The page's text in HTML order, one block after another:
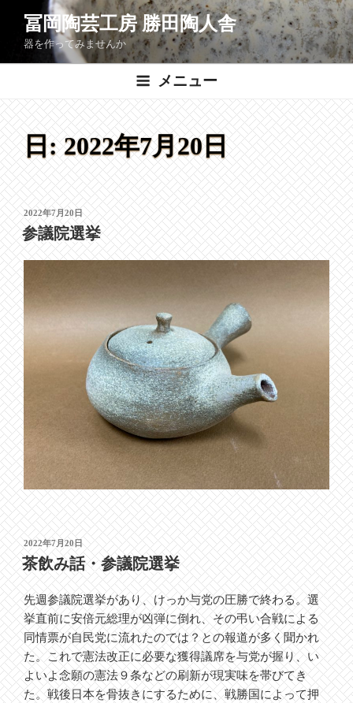
ン
へ
ス
キ
ッ
プ
冨岡陶芸工房 勝田陶人舎
器を作ってみませんか
メニュー
日:2022年7月20日
投
稿
日:
2022年7月20日
参議院選挙
投
稿
日:
2022年7月20日
茶飲み話・参議院選挙
先週参議院選挙があり、けっか与党の圧勝で終わる。選
挙直前に安倍元総理が凶弾に倒れ、その弔い合戦による
同情票が自民党に流れたのでは？との報道が多く聞かれ
た。これで憲法改正に必要な獲得議席を与党が握り、い
よいよ念願の憲法９条などの刷新が現実味を帯びてき
た。戦後日本を骨抜きにするために、戦勝国によって押